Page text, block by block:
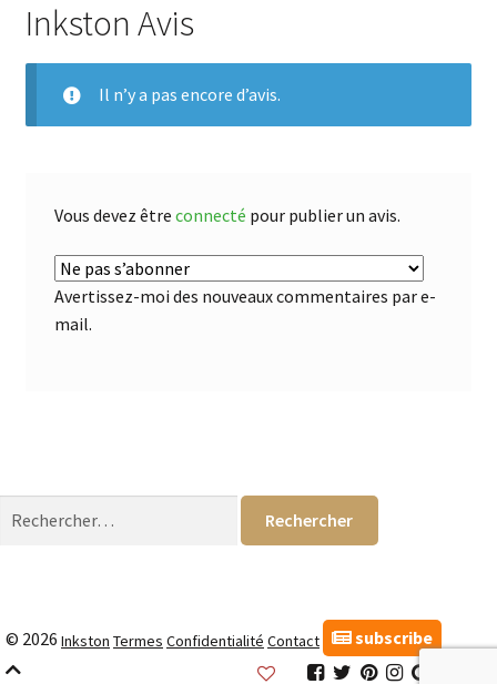
Inkston Avis
Il n’y a pas encore d’avis.
Vous devez être connecté pour publier un avis.
Avertissez-moi des nouveaux commentaires par e-
mail.
© 2026 Inkston Termes Confidentialité Contact
subscribe
InkstonInkston
InkstonInkston